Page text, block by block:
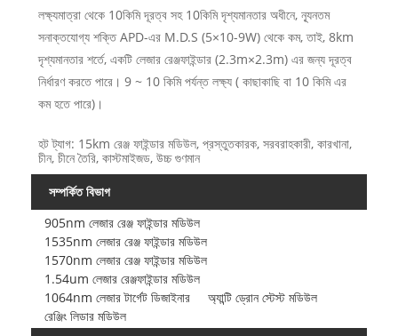
লক্ষ্যমাত্রা থেকে 10কিমি দূরত্ব সহ 10কিমি দৃশ্যমানতার অধীনে, ন্যূনতম
সনাক্তযোগ্য শক্তি APD-এর M.D.S (5×10-9W) থেকে কম, তাই, 8km
দৃশ্যমানতার শর্তে, একটি লেজার রেঞ্জফাইন্ডার (2.3m×2.3m) এর জন্য দূরত্ব
নির্ধারণ করতে পারে। 9 ~ 10 কিমি পর্যন্ত লক্ষ্য ( কাছাকাছি বা 10 কিমি এর
কম হতে পারে)।
হট ট্যাগ: 15km রেঞ্জ ফাইন্ডার মডিউল, প্রস্তুতকারক, সরবরাহকারী, কারখানা,
চীন, চীনে তৈরি, কাস্টমাইজড, উচ্চ গুণমান
সম্পর্কিত বিভাগ
905nm লেজার রেঞ্জ ফাইন্ডার মডিউল
1535nm লেজার রেঞ্জ ফাইন্ডার মডিউল
1570nm লেজার রেঞ্জ ফাইন্ডার মডিউল
1.54um লেজার রেঞ্জফাইন্ডার মডিউল
1064nm লেজার টার্গেট ডিজাইনার
অ্যান্টি ড্রোন স্টেস্ট মডিউল
রেঞ্জিং লিডার মডিউল